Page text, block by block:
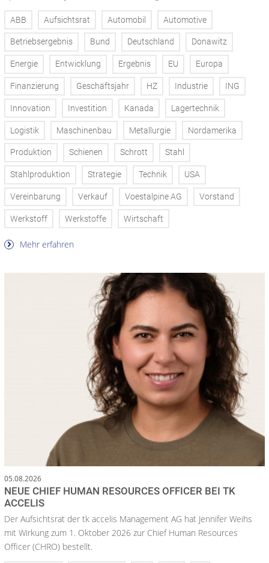
ABB Aufsichtsrat Automobil Automotive
Betriebsergebnis Bund Deutschland Donawitz
Energie Entwicklung Ergebnis EU Europa
Finanzierung Geschäftsjahr HZ Industrie ING
Innovation Investition Kanada Lagertechnik
Logistik Maschinenbau Metallurgie Nordamerika
Produktion Schienen Schrott Stahl
Stahlproduktion Strategie Technik USA
Vereinbarung Verkauf Voestalpine AG Vorstand
Werkstoff Werkstoffe Wirtschaft
Mehr erfahren
05.08.2026
NEUE CHIEF HUMAN RESOURCES OFFICER BEI TK
ACCELIS
Der Aufsichtsrat der tk accelis Management AG hat Jennifer Weihs
mit Wirkung zum 1. Oktober 2026 zur Chief Human Resources
Officer (CHRO) bestellt.